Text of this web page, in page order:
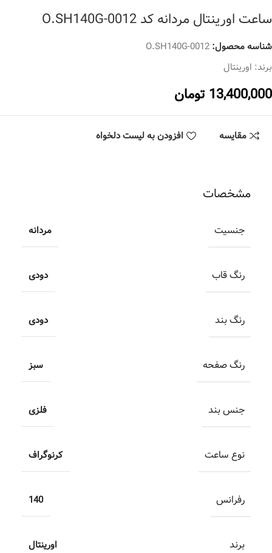
ساعت اورینتال مردانه کد O.SH140G-0012
شناسه محصول:O.SH140G-0012
برند: اورینتال
13,400,000 تومان
مقایسه افزودن به لیست دلخواه
مشخصات
جنسیت مردانه
رنگ قاب دودی
رنگ بند دودی
رنگ صفحه سبز
جنس بند فلزی
نوع ساعت کرنوگراف
رفرانس 140
برند اورینتال